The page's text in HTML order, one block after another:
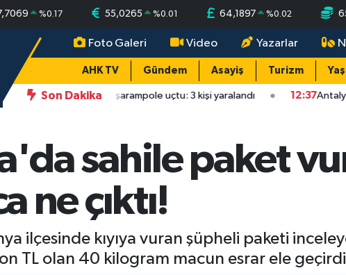
%0.17 55,0265 %0.01 64,1897 %0.02
Foto Galeri Video Yazarlar
AHK TV Gündem Asayiş Turizm
Son Dakika
araç şarampole uçtu: 3 kişi yaralandı 12:37Antalya'da bir esnaf
sahile paket
ne çıktı!
ilçesinde kıyıya vuran şüpheli paketi
TL olan 40 kilogram macun esrar ele